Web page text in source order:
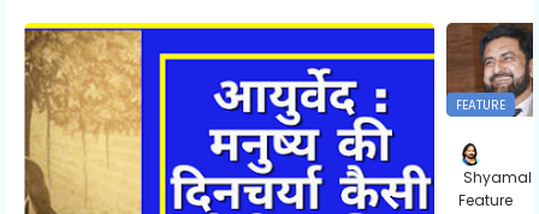
FEATURE
Shyamal
Feature